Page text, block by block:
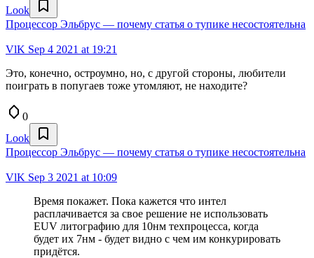
Look
Процессор Эльбрус — почему статья о тупике несостоятельна
VlK Sep 4 2021 at 19:21
Это, конечно, остроумно, но, с другой стороны, любители
поиграть в попугаев тоже утомляют, не находите?
0
Look
Процессор Эльбрус — почему статья о тупике несостоятельна
VlK Sep 3 2021 at 10:09
Время покажет. Пока кажется что интел
расплачивается за свое решение не использовать
EUV литографию для 10нм техпроцесса, когда
будет их 7нм - будет видно с чем им конкурировать
придётся.